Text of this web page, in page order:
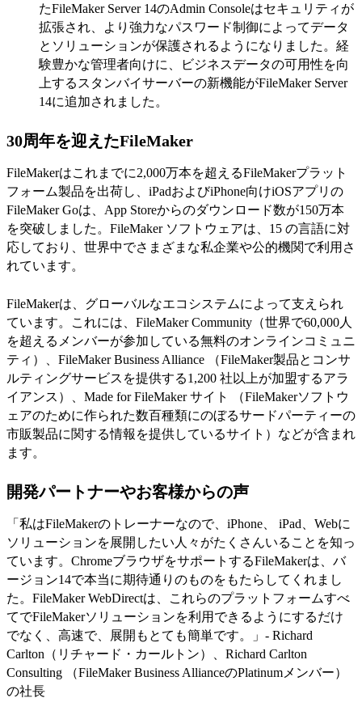
たFileMaker Server 14のAdmin Consoleはセキュリティが
拡張され、より強力なパスワード制御によってデータ
とソリューションが保護されるようになりました。経
験豊かな管理者向けに、ビジネスデータの可用性を向
上するスタンバイサーバーの新機能がFileMaker Server
14に追加されました。
30周年を迎えたFileMaker
FileMakerはこれまでに2,000万本を超えるFileMakerプラット
フォーム製品を出荷し、iPadおよびiPhone向けiOSアプリの
FileMaker Goは、App Storeからのダウンロード数が150万本
を突破しました。FileMaker ソフトウェアは、15 の言語に対
応しており、世界中でさまざまな私企業や公的機関で利用さ
れています。
FileMakerは、グローバルなエコシステムによって支えられ
ています。これには、FileMaker Community（世界で60,000人
を超えるメンバーが参加している無料のオンラインコミュニ
ティ）、FileMaker Business Alliance （FileMaker製品とコンサ
ルティングサービスを提供する1,200 社以上が加盟するアラ
イアンス）、Made for FileMaker サイト （FileMakerソフトウ
ェアのために作られた数百種類にのぼるサードパーティーの
市販製品に関する情報を提供しているサイト）などが含まれ
ます。
開発パートナーやお客様からの声
「私はFileMakerのトレーナーなので、iPhone、 iPad、Webに
ソリューションを展開したい人々がたくさんいることを知っ
ています。ChromeブラウザをサポートするFileMakerは、バ
ージョン14で本当に期待通りのものをもたらしてくれまし
た。FileMaker WebDirectは、これらのプラットフォームすべ
てでFileMakerソリューションを利用できるようにするだけ
でなく、高速で、展開もとても簡単です。」- Richard
Carlton（リチャード・カールトン）、Richard Carlton
Consulting （FileMaker Business AllianceのPlatinumメンバー）
の社長